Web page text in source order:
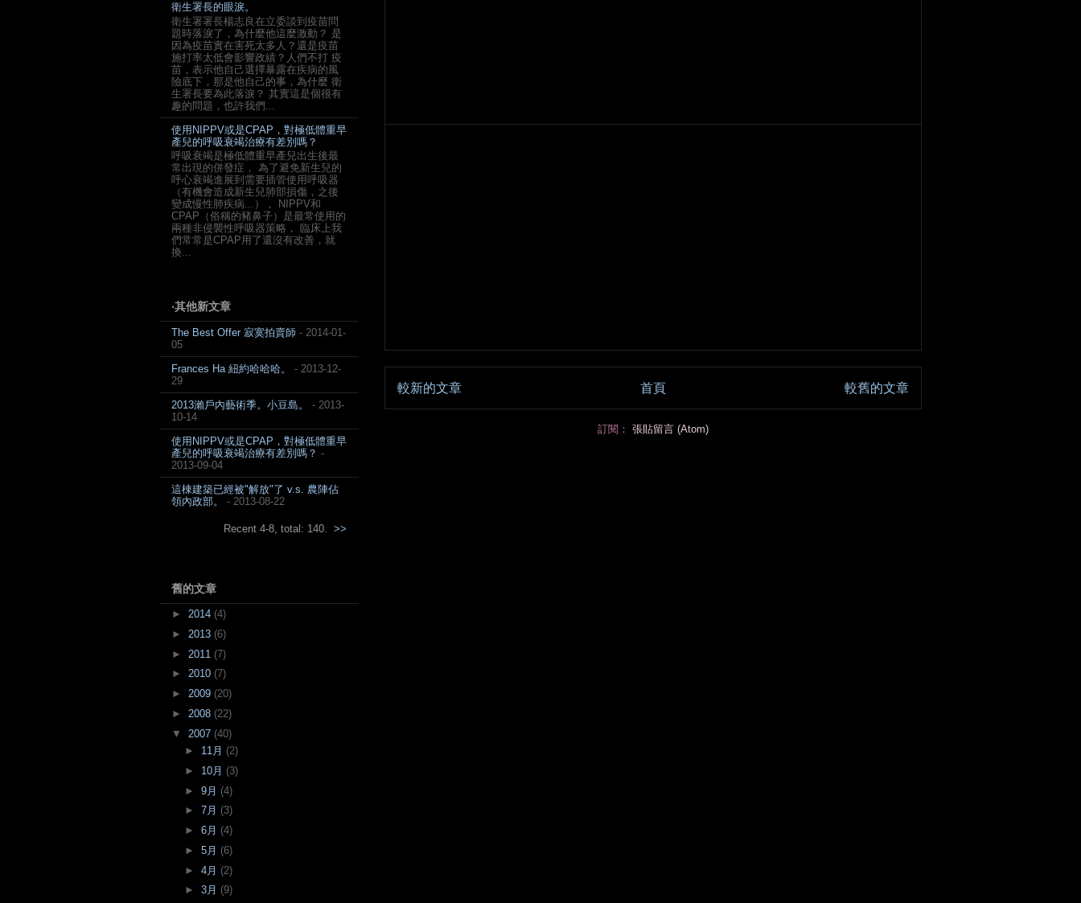
較新的文章 較舊的文章
首頁
訂閱： 張貼留言 (Atom)
衛生署長的眼淚。
衛生署署長楊志良在立委談到疫苗問
題時落淚了，為什麼他這麼激動？ 是
因為疫苗實在害死太多人？還是疫苗
施打率太低會影響政績？人們不打 疫
苗，表示他自己選擇暴露在疾病的風
險底下，那是他自己的事，為什麼 衛
生署長要為此落淚？ 其實這是個很有
趣的問題，也許我們...
使用NIPPV或是CPAP，對極低體重早
產兒的呼吸衰竭治療有差別嗎？
呼吸衰竭是極低體重早產兒出生後最
常出現的併發症， 為了避免新生兒的
呼心衰竭進展到需要插管使用呼吸器
（有機會造成新生兒肺部損傷，之後
變成慢性肺疾病...）， NIPPV和
CPAP（俗稱的豬鼻子）是最常使用的
兩種非侵襲性呼吸器策略， 臨床上我
們常常是CPAP用了還沒有改善，就
換...
‧其他新文章
The Best Offer 寂寞拍賣師 - 2014-01-
05
Frances Ha 紐約哈哈哈。
- 2013-12-
29
2013瀨戶內藝術季。小豆島。
- 2013-
10-14
使用NIPPV或是CPAP，對極低體重早
產兒的呼吸衰竭治療有差別嗎？ -
2013-09-04
這棟建築已經被"解放"了 v.s. 農陣佔
領內政部。
- 2013-08-22
Recent 4-8, total: 140. >>
舊的文章
► 2014 (4)
► 2013 (6)
► 2011 (7)
► 2010 (7)
► 2009 (20)
► 2008 (22)
▼
2007 (40)
► 11月 (2)
► 10月 (3)
► 9月 (4)
► 7月 (3)
► 6月 (4)
► 5月 (6)
► 4月 (2)
► 3月 (9)